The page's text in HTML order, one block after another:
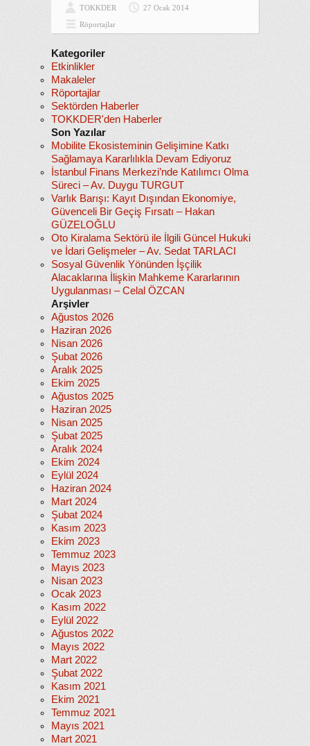
TOKKDER
27 Ocak 2014
Röportajlar
Kategoriler
Etkinlikler
Makaleler
Röportajlar
Sektörden Haberler
TOKKDER'den Haberler
Son Yazılar
Mobilite Ekosisteminin Gelişimine Katkı
Sağlamaya Kararlılıkla Devam Ediyoruz
İstanbul Finans Merkezi’nde Katılımcı Olma
Süreci – Av. Duygu TURGUT
Varlık Barışı: Kayıt Dışından Ekonomiye,
Güvenceli Bir Geçiş Fırsatı – Hakan
GÜZELOĞLU
Oto Kiralama Sektörü ile İlgili Güncel Hukuki
ve İdari Gelişmeler – Av. Sedat TARLACI
Sosyal Güvenlik Yönünden İşçilik
Alacaklarına İlişkin Mahkeme Kararlarının
Uygulanması – Celal ÖZCAN
Arşivler
Ağustos 2026
Haziran 2026
Nisan 2026
Şubat 2026
Aralık 2025
Ekim 2025
Ağustos 2025
Haziran 2025
Nisan 2025
Şubat 2025
Aralık 2024
Ekim 2024
Eylül 2024
Haziran 2024
Mart 2024
Şubat 2024
Kasım 2023
Ekim 2023
Temmuz 2023
Mayıs 2023
Nisan 2023
Ocak 2023
Kasım 2022
Eylül 2022
Ağustos 2022
Mayıs 2022
Mart 2022
Şubat 2022
Kasım 2021
Ekim 2021
Temmuz 2021
Mayıs 2021
Mart 2021